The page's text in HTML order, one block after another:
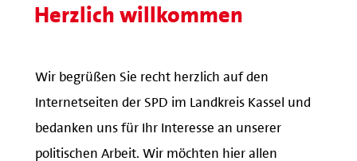
Herzlich willkommen
Wir begrüßen Sie recht herzlich auf den
Internetseiten der SPD im Landkreis Kassel und
bedanken uns für Ihr Interesse an unserer
politischen Arbeit. Wir möchten hier allen